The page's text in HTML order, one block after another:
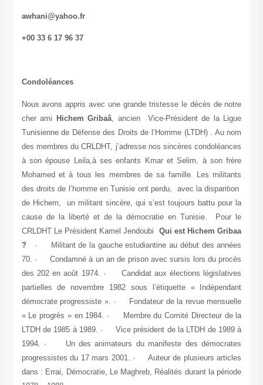
awhani@yahoo.fr
+00 33 6 17 96 37
Condoléances
Nous avons appris avec une grande tristesse le décès de notre
cher ami
Hichem Gribaâ, ancien Vice-Président de la Ligue
Tunisienne de Défense des Droits de l’Homme (LTDH) . Au nom
des membres du CRLDHT, j’adresse nos sincères condoléances
à son épouse Leila,à ses enfants Kmar et Selim, à son frère
Mohamed et à tous les membres de sa famille. Les militants
des droits de l’homme en Tunisie ont perdu, avec la disparition
de Hichem, un militant sincère, qui s’est toujours battu pour la
cause de la liberté et de la démocratie en Tunisie. Pour le
CRLDHT Le Président Kamel Jendoubi
Qui est Hichem Gribaa
? · Militant de la gauche estudiantine au début des années
70. · Condamné à un an de prison avec sursis lors du procès
des 202 en août 1974. · Candidat aux élections législatives
partielles de novembre 1982 sous l’étiquette « Indépendant
démocrate progressiste ». · Fondateur de la revue mensuelle
« Le progrès » en 1984. · Membre du Comité Directeur de la
LTDH de 1985 à 1989. · Vice président de la LTDH de 1989 à
1994. · Un des animateurs du manifeste des démocrates
progressistes du 17 mars 2001. · Auteur de plusieurs articles
dans : Errai, Démocratie, Le Maghreb, Réalités durant la période